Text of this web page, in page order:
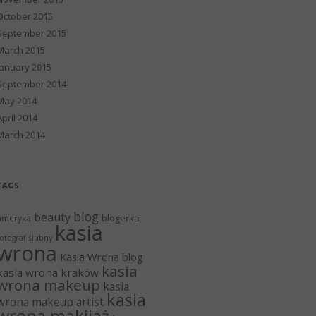
2015
2015
2015
2015
2014
2014
2014
2014
beauty blog blogerka
ślubny kasia
Kasia Wrona blog
wrona kraków kasia
makeup kasia
makeup artist kasia